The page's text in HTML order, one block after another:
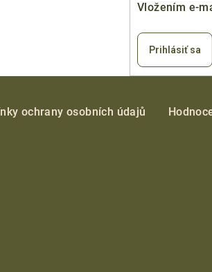
Vložením e-
Prihlásiť sa
ochrany osobních údajů